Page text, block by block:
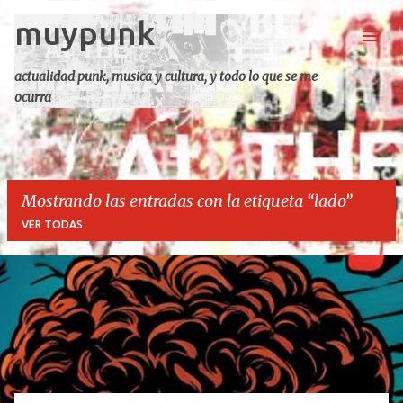
Ir al contenido principal
muypunk
actualidad punk, musica y cultura, y todo lo que se me
ocurra
Mostrando las entradas con la etiqueta lado
VER TODAS
E
t
r
a